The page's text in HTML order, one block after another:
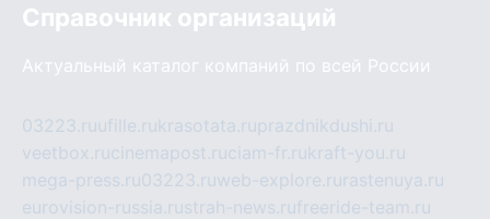
Справочник организаций
Актуальный каталог компаний по всей России
03223.ruufille.rukrasotata.ruprazdnikdushi.ru
veetbox.rucinemapost.ruciam-fr.rukraft-you.ru
mega-press.ru03223.ruweb-explore.ru rastenuya.ru
eurovision-russia.rustrah-news.rufreeride-team.ru